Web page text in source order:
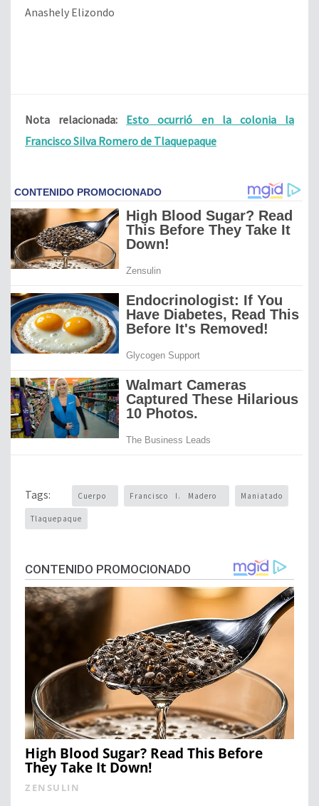
Anashely Elizondo
Nota relacionada: Esto ocurrió en la colonia la
Francisco Silva Romero de Tlaquepaque
Tags: Cuerpo Francisco I. Madero Maniatado
Tlaquepaque
CONTENIDO PROMOCIONADO
High Blood Sugar? Read This Before
They Take It Down!
ZENSULIN